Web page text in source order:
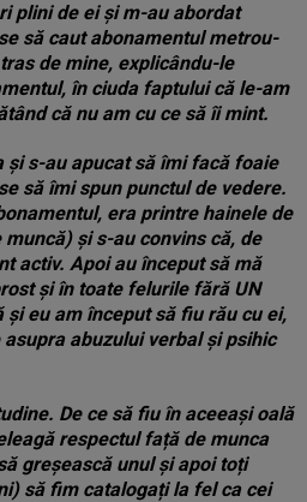
plini de ei și m-au abordat
să caut abonamentul metrou-
de mine, explicându-le
în ciuda faptului că le-am
că nu am cu ce să îi mint.
și s-au apucat să îmi facă foaie
să îmi spun punctul de vedere.
era printre hainele de
și s-au convins că, de
activ. Apoi au început să mă
și în toate felurile fără UN
și eu am început să fiu rău cu ei,
abuzului verbal și psihic
De ce să fiu în aceeași oală
respectul față de munca
greșească unul și apoi toți
să fim catalogați la fel ca cei